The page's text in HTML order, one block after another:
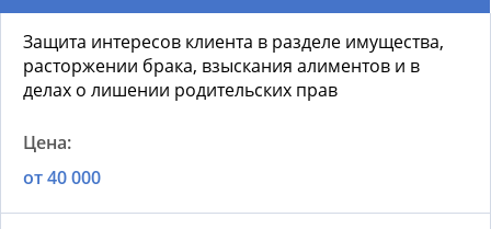
Защита интересов клиента в разделе имущества,
расторжении брака, взыскания алиментов и в
делах о лишении родительских прав
от 40 000